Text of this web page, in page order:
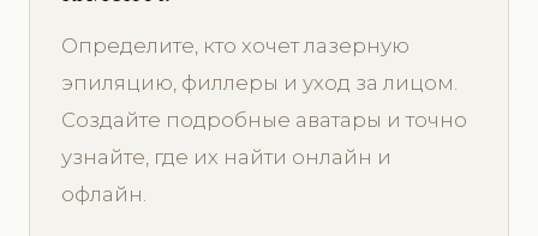
Определите, кто хочет лазерную
эпиляцию, филлеры и уход за лицом.
Создайте подробные аватары и точно
узнайте, где их найти онлайн и
офлайн.